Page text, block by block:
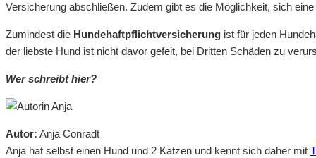
Versicherung abschließen. Zudem gibt es die Möglichkeit, sich eine
Zumindest die Hundehaftpflichtversicherung ist für jeden
der liebste Hund ist nicht davor gefeit, bei Dritten Schäden zu
Wer schreibt hier?
Autor: Anja Conradt
Anja hat selbst einen Hund und 2 Katzen und kennt sich daher mit